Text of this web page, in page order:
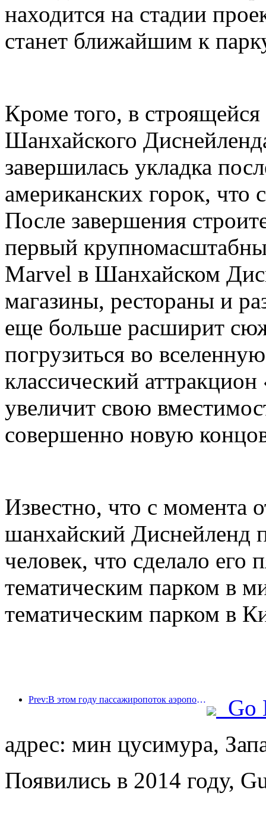
находится на стадии
станет ближайшим к
Кроме того, в строящейся
Шанхайского
завершилась укладка
американских горок, что
После завершения
первый
Marvel в Шанхайском
магазины, рестораны и
еще больше расширит
погрузиться во
классический
увеличит свою
совершенно новую
Известно, что с момента
шанхайский Диснейленд
человек, что сделало
тематическим парком в
тематическим парком в
Prev:В этом году пассажиропоток аэропорта Шэньчжэня превысил 3 миллиона человек, установив новый рекорд за аналогичный период.
Go
адрес: мин цусимура,
Появились в 2014 году,